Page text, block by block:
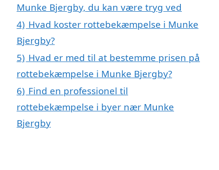
Munke Bjergby, du kan være tryg ved
4) Hvad koster rottebekæmpelse i Munke
Bjergby?
5) Hvad er med til at bestemme prisen på
rottebekæmpelse i Munke Bjergby?
6) Find en professionel til
rottebekæmpelse i byer nær Munke
Bjergby